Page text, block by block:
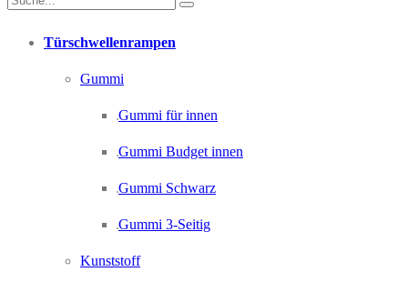
Türschwellenrampen
Gummi
Gummi für innen
Gummi Budget innen
Gummi Schwarz
Gummi 3-Seitig
Kunststoff